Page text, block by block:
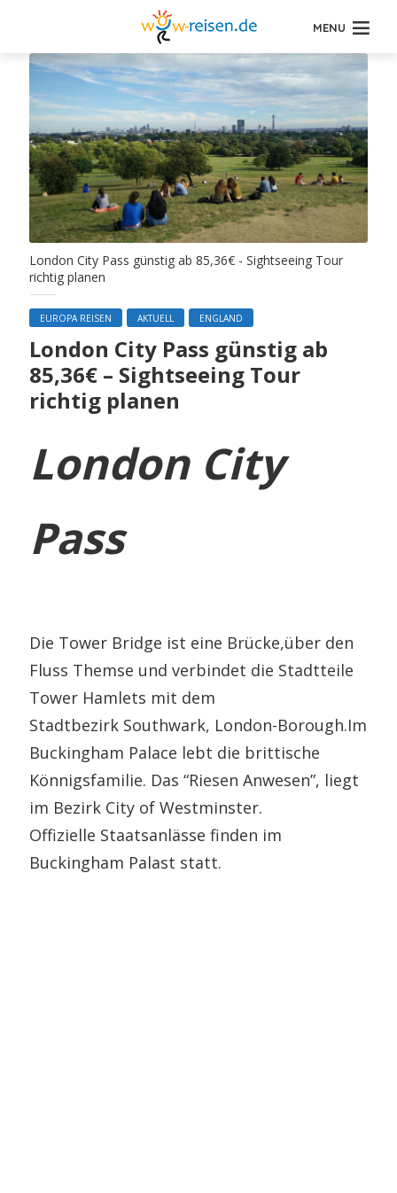
MENU
London City Pass günstig ab 85,36€ - Sightseeing Tour
richtig planen
EUROPA REISEN AKTUELL ENGLAND
London City Pass günstig ab
85,36€ – Sightseeing Tour
richtig planen
London City
Pass
Die Tower Bridge ist eine Brücke,über den
Fluss Themse und verbindet die Stadtteile
Tower Hamlets mit dem
Stadtbezirk Southwark, London-Borough.Im
Buckingham Palace lebt die brittische
Könnigsfamilie. Das “Riesen Anwesen”, liegt
im Bezirk City of Westminster.
Offizielle Staatsanlässe finden im
Buckingham Palast statt.